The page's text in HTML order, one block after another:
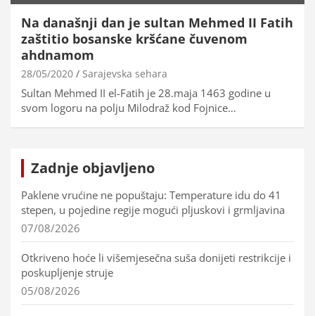
Na današnji dan je sultan Mehmed II Fatih
zaštitio bosanske kršćane čuvenom
ahdnamom
28/05/2020 Sarajevska sehara
Sultan Mehmed II el-Fatih je 28.maja 1463 godine u
svom logoru na polju Milodraž kod Fojnice…
Zadnje objavljeno
Paklene vrućine ne popuštaju: Temperature idu do 41
stepen, u pojedine regije mogući pljuskovi i grmljavina
07/08/2026
Otkriveno hoće li višemjesečna suša donijeti restrikcije i
poskupljenje struje
05/08/2026